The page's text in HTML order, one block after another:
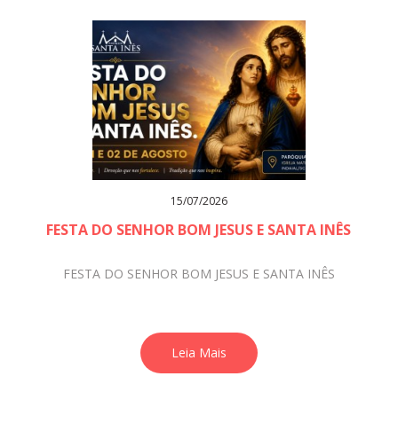
15/07/2026
FESTA DO SENHOR BOM JESUS E SANTA INÊS
FESTA DO SENHOR BOM JESUS E SANTA INÊS
Leia Mais